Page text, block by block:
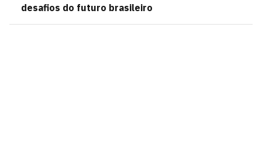
desafios do futuro brasileiro